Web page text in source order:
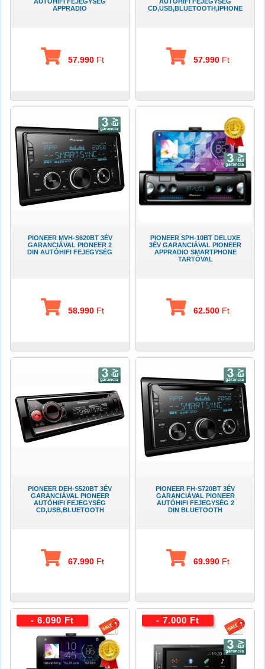
APPRADIO
57.990 Ft
CD,USB,BLUETOOTH,IPHONE
57.990 Ft
PIONEER MVH-S620BT 3ÉV
GARANCIÁVAL PIONEER 2
DIN AUTÓHIFI FEJEGYSÉG
58.990 Ft
PIONEER SPH-10BT DELUXE
3ÉV GARANCIÁVAL PIONEER
APPRADIO SMARTPHONE
TARTÓVAL
62.500 Ft
PIONEER DEH-S520BT 3ÉV
GARANCIÁVAL PIONEER
AUTÓHIFI FEJEGYSÉG
CD,USB,BLUETOOTH
67.990 Ft
PIONEER FH-S720BT 3ÉV
GARANCIÁVAL PIONEER
AUTÓHIFI FEJEGYSÉG 2
DIN BLUETOOTH
69.990 Ft
- 6.090 Ft - 7.000 Ft